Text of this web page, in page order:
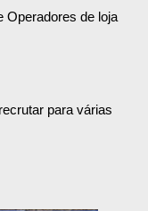
Operadores de loja
para várias